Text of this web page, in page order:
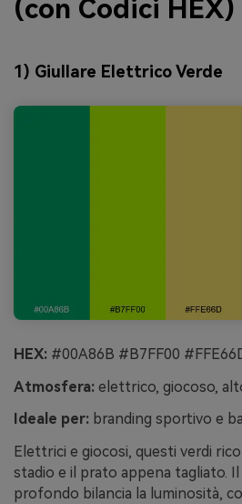
(con Codici HEX)
1) Giullare Elettrico Verde
HEX: #00A86B #B7FF00
Atmosfera: elettrico, giocoso,
Ideale per: branding sportivo e
Elettrici e giocosi, questi verdi
stadio e il prato appena tagliato.
profondo bilancia la luminosità,